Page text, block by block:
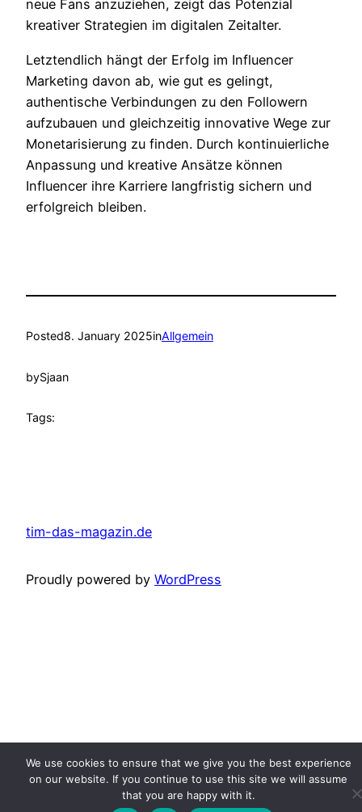
neue Fans anzuziehen, zeigt das Potenzial
kreativer Strategien im digitalen Zeitalter.
Letztendlich hängt der Erfolg im Influencer
Marketing davon ab, wie gut es gelingt,
authentische Verbindungen zu den Followern
aufzubauen und gleichzeitig innovative Wege zur
Monetarisierung zu finden. Durch kontinuierliche
Anpassung und kreative Ansätze können
Influencer ihre Karriere langfristig sichern und
erfolgreich bleiben.
Posted8. January 2025inAllgemein
bySjaan
Tags:
tim-das-magazin.de
Proudly powered by WordPress
We use cookies to ensure that we give you the best experience
on our website. If you continue to use this site we will assume
that you are happy with it.